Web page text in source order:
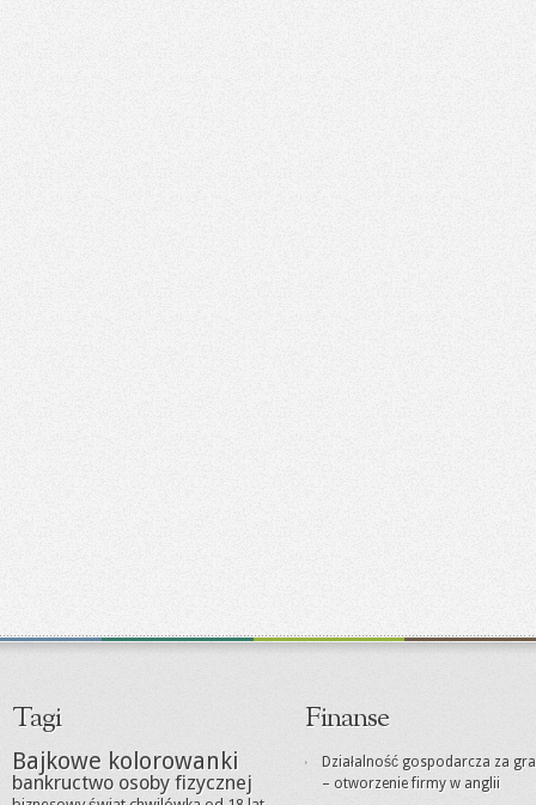
Tagi
Bajkowe kolorowanki
bankructwo osoby fizycznej
Finanse
Działalność gospodarcza za
– otworzenie firmy w anglii